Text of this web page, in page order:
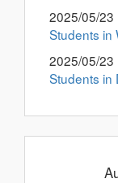
2025/05/23
Students in
2025/05/23
Students in